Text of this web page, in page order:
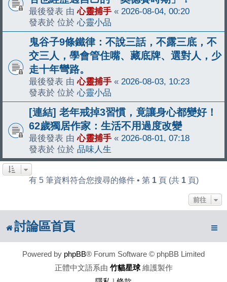
最後發表 由心靈捕手 « 2026-08-04, 00:20
發表於 位於心靈小品
鬼谷子9條鐵律：不說三話，不露三底，不
交三人，學會管住嘴、藏底牌、選對人，少
走十年彎路。
最後發表 由心靈捕手 « 2026-08-03, 10:23
發表於 位於心靈小品
[連結] 老年戒掉3習慣，竟讓身心都變好！
62歲獨居作家：生活不用過度改變
最後發表 由心靈捕手 « 2026-08-01, 07:18
發表於 位於 品味人生
有 5 筆資料符合您搜尋的條件 • 第 1頁 (共 1頁)
前往
討論區首頁
Powered by phpBB® Forum Software © phpBB Limited
正體中文語系由 竹貓星球維護製作